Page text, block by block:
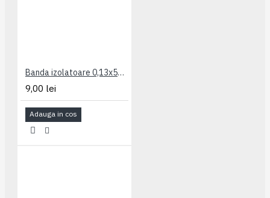
Banda izolatoare 0,13x50mm alba Freder
9,00 lei
Adauga in cos